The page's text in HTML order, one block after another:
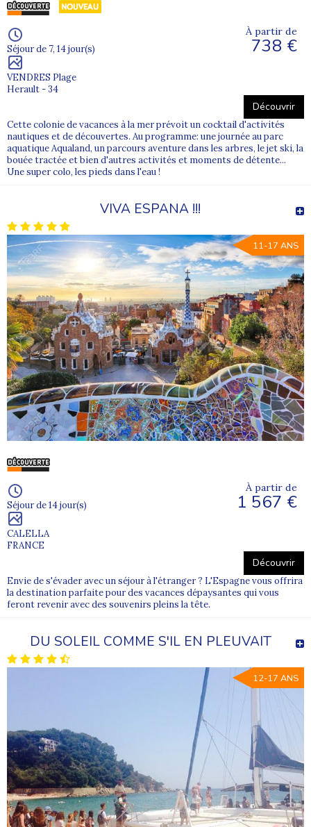
Séjour de 7, 14 jour(s)
VENDRES Plage
Herault - 34
À partir de
738 €
Découvrir
Cette colonie de vacances à la mer prévoit un cocktail d'activités
nautiques et de découvertes. Au programme: une journée au parc
aquatique Aqualand, un parcours aventure dans les arbres, le jet ski, la
bouée tractée et bien d'autres activités et moments de détente...
Une super colo, les pieds dans l'eau !
VIVA ESPANA !!!
11-17 ANS
Séjour de 14 jour(s)
CALELLA
FRANCE
À partir de
1 567 €
Découvrir
Envie de s'évader avec un séjour à l'étranger ? L'Espagne vous offrira
la destination parfaite pour des vacances dépaysantes qui vous
feront revenir avec des souvenirs pleins la tête.
DU SOLEIL COMME S'IL EN PLEUVAIT
12-17 ANS